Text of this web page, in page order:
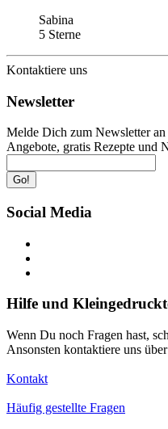
Sabina
5 Sterne
Kontaktiere uns
Newsletter
Melde Dich zum Newsletter
Angebote, gratis Rezepte und
Go!
Social Media
Hilfe und
Wenn Du noch Fragen hast,
Ansonsten kontaktiere uns
Kontakt
Häufig gestellte Fragen